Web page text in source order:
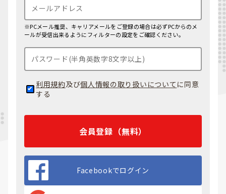
※PCメール推奨、キャリアメールをご登録の場合は必ずPCからのメ
ールが受信出来るようにフィルターの設定をご確認ください。
利用規約及び個人情報の取り扱いについて に同意
する
会員登録（無料）
Facebookでログイン